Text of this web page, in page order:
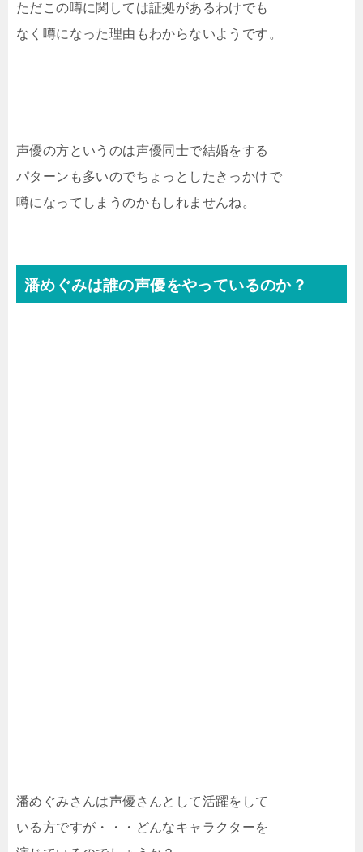
ただこの噂に関しては証拠があるわけでも
なく噂になった理由もわからないようです。
声優の方というのは声優同士で結婚をする
パターンも多いのでちょっとしたきっかけで
噂になってしまうのかもしれませんね。
潘めぐみは誰の声優をやっているのか？
潘めぐみさんは声優さんとして活躍をして
いる方ですが・・・どんなキャラクターを